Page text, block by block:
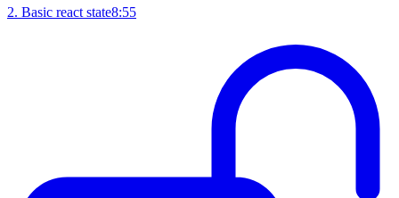
2. Basic react state8:55